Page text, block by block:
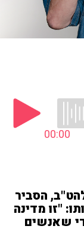
00:00
הסביר
"זו מדינה
שאנשים